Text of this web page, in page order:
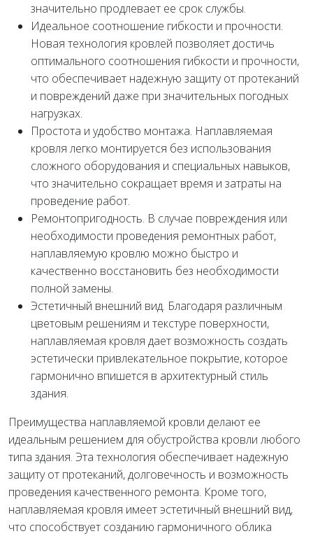
значительно продлевает ее срок службы.
Идеальное соотношение гибкости и прочности.
Новая технология кровлей позволяет достичь
оптимального соотношения гибкости и прочности,
что обеспечивает надежную защиту от протеканий
и повреждений даже при значительных погодных
нагрузках.
Простота и удобство монтажа. Наплавляемая
кровля легко монтируется без использования
сложного оборудования и специальных навыков,
что значительно сокращает время и затраты на
проведение работ.
Ремонтопригодность. В случае повреждения или
необходимости проведения ремонтных работ,
наплавляемую кровлю можно быстро и
качественно восстановить без необходимости
полной замены.
Эстетичный внешний вид. Благодаря различным
цветовым решениям и текстуре поверхности,
наплавляемая кровля дает возможность создать
эстетически привлекательное покрытие, которое
гармонично впишется в архитектурный стиль
здания.
Преимущества наплавляемой кровли делают ее
идеальным решением для обустройства кровли любого
типа здания. Эта технология обеспечивает надежную
защиту от протеканий, долговечность и возможность
проведения качественного ремонта. Кроме того,
наплавляемая кровля имеет эстетичный внешний вид,
что способствует созданию гармоничного облика